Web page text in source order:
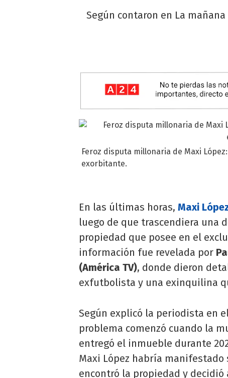
Según contaron en La
Feroz disputa millonaria de Maxi
exorbitante.
En las últimas horas, Maxi
luego de que trascendiera una
propiedad que posee en el
información fue revelada por
(América TV), donde dieron
exfutbolista y una exinquilina
Según explicó la periodista en
problema comenzó cuando la
entregó el inmueble durante
Maxi López habría
encontró la propiedad y